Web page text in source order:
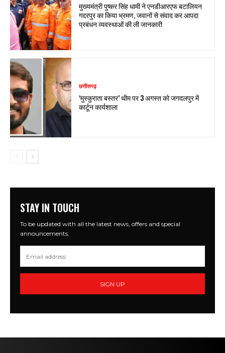
मुख्यमंत्री पुष्कर सिंह धामी ने एनडीआरएफ बटालियन
गदरपुर का किया भ्रमण, जवानों से संवाद कर आपदा
प्रबंधन व्यवस्थाओं की ली जानकारी
छत्तीसगढ़
‘मुस्कुराता बस्तर’ थीम पर 3 अगस्त को जगदलपुर में
कार्टून कार्यशाला
STAY IN TOUCH
To be updated with all the latest news, offers and special
announcements.
SIGN UP